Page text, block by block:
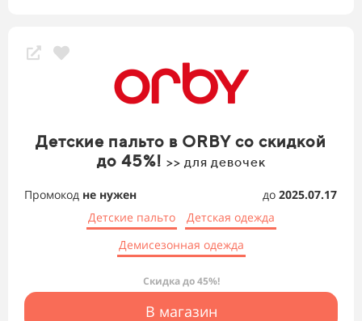
Детские пальто в ORBY со скидкой
до 45%! >> для девочек
Промокод не нужен до 2025.07.17
Детские пальто
Детская одежда
Демисезонная одежда
Скидка до 45%!
В магазин